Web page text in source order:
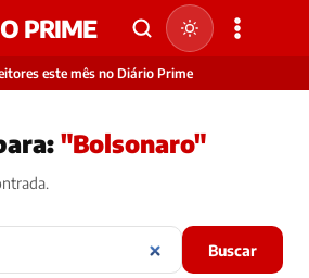
PRIME
este mês no Diário Prime
"Bolsonaro"
Buscar